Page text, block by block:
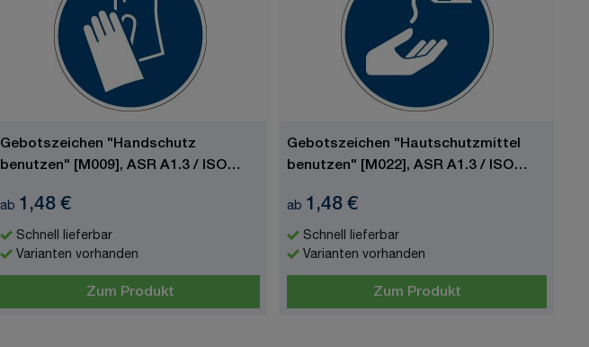
Gebotszeichen "Handschutz
benutzen" [M009], ASR A1.3 / ISO
ab 1,48 €
Schnell lieferbar
Varianten vorhanden
Zum Produkt
Gebotszeichen "Hautschutzmittel
benutzen" [M022], ASR A1.3 / ISO
ab 1,48 €
Schnell lieferbar
Varianten vorhanden
Zum Produkt